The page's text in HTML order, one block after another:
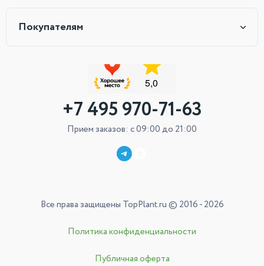
Покупателям
+7 495 970-71-63
Прием заказов: с 09:00 до 21:00
Все права защищены TopPlant.ru © 2016 - 2026
Политика конфиденциальности
Публичная оферта